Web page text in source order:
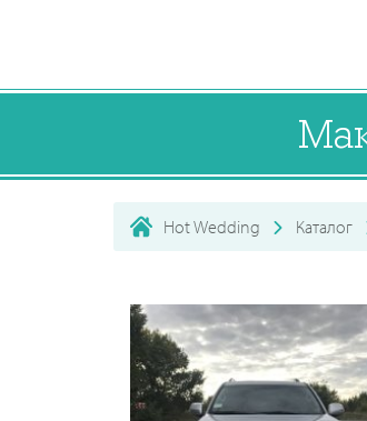
Hot Wedding Каталог